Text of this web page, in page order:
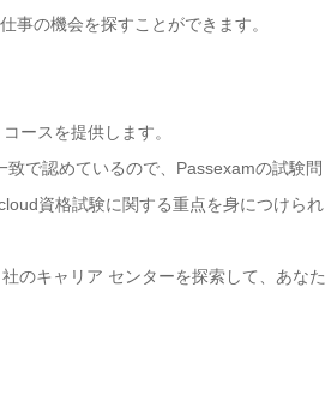
事の機会を探すことができます。
ースを提供します。
で認めているので、Passexamの試験問
資格試験に関する重点を身につけられ
のキャリア センターを探索して、あなた